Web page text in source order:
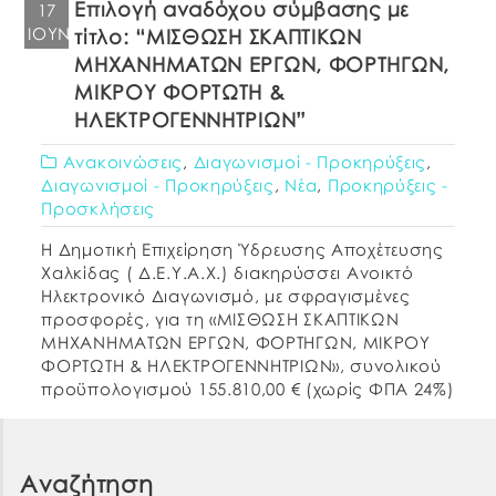
άρθρου 73 του Ν.4412/2016, παρακαλούμε,
μαζί με την […]
17
ΙΟΎΝ
Επιλογή αναδόχου σύμβασης με
τίτλο: “ΜΙΣΘΩΣΗ ΣΚΑΠΤΙΚΩΝ
ΜΗΧΑΝΗΜΑΤΩΝ ΕΡΓΩΝ, ΦΟΡΤΗΓΩΝ,
ΜΙΚΡΟΥ ΦΟΡΤΩΤΗ &
ΗΛΕΚΤΡΟΓΕΝΝΗΤΡΙΩΝ”
Ανακοινώσεις , Διαγωνισμοί - Προκηρύξεις ,
Διαγωνισμοί - Προκηρύξεις , Νέα, Προκηρύξεις -
Προσκλήσεις
Η Δημοτική Επιχείρηση Ύδρευσης Αποχέτευσης
Χαλκίδας ( Δ.Ε.Υ.Α.Χ.) διακηρύσσει Ανοικτό
Ηλεκτρονικό Διαγωνισμό, με σφραγισμένες
προσφορές, για τη «ΜΙΣΘΩΣΗ ΣΚΑΠΤΙΚΩΝ
ΜΗΧΑΝΗΜΑΤΩΝ ΕΡΓΩΝ, ΦΟΡΤΗΓΩΝ, ΜΙΚΡΟΥ
ΦΟΡΤΩΤΗ & ΗΛΕΚΤΡΟΓΕΝΝΗΤΡΙΩΝ», συνολικού
προϋπολογισμού 155.810,00 € (χωρίς ΦΠΑ 24%)
του Ν. 4412/2016 (ΦΕΚ 147/Α΄/08.08.2016) […]
Αναζήτηση